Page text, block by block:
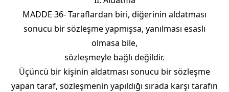
MADDE 36- Taraflardan biri, diğerinin aldatması
sonucu bir sözleşme yapmışsa, yanılması esaslı
olmasa bile,
sözleşmeyle bağlı değildir.
Üçüncü bir kişinin aldatması sonucu bir sözleşme
yapan taraf, sözleşmenin yapıldığı sırada karşı tarafın